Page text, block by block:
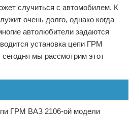
случиться с автомобилем. К
очень долго, однако когда
автолюбители задаются
установка цепи ГРМ
мы рассмотрим этот
ГРМ ВАЗ 2106-ой модели